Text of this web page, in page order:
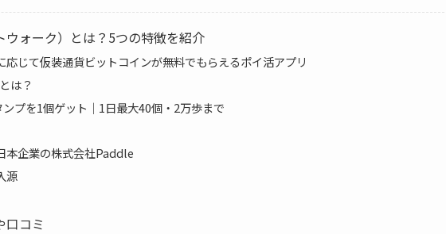
ォーク）とは？5つの特徴を紹介
応じて仮装通貨ビットコインが無料でもらえるポイ活アプリ
は？
ンプを1個ゲット｜1日最大40個・2万歩まで
本企業の株式会社Paddle
源
コミ